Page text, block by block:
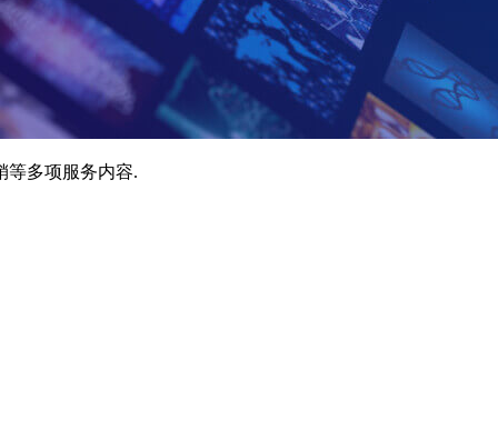
等多项服务内容.